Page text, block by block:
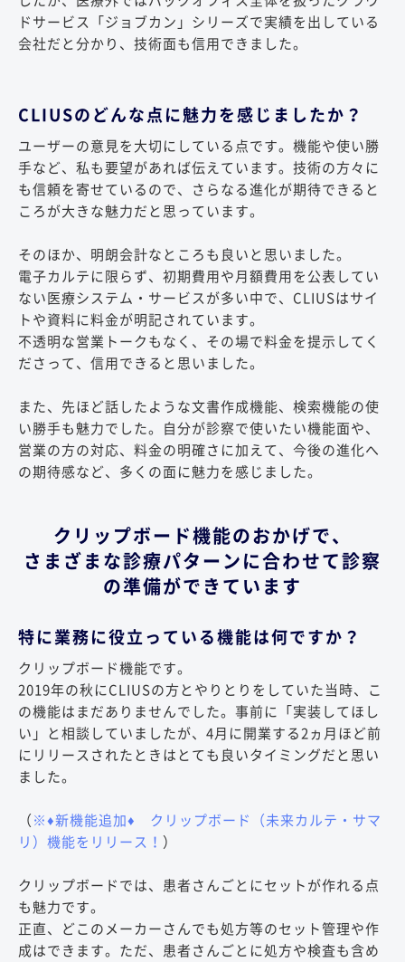
ドサービス「ジョブカン」シリーズで実績を出している
会社だと分かり、技術面も信用できました。
CLIUSのどんな点に魅力を感じましたか？
ユーザーの意見を大切にしている点です。機能や使い勝
手など、私も要望があれば伝えています。技術の方々に
も信頼を寄せているので、さらなる進化が期待できると
ころが大きな魅力だと思っています。
そのほか、明朗会計なところも良いと思いました。
電子カルテに限らず、初期費用や月額費用を公表してい
ない医療システム・サービスが多い中で、CLIUSはサイ
トや資料に料金が明記されています。
不透明な営業トークもなく、その場で料金を提示してく
ださって、信用できると思いました。
また、先ほど話したような文書作成機能、検索機能の使
い勝手も魅力でした。自分が診察で使いたい機能面や、
営業の方の対応、料金の明確さに加えて、今後の進化へ
の期待感など、多くの面に魅力を感じました。
クリップボード機能のおかげで、
さまざまな診療パターンに合わせて診察
の準備ができています
特に業務に役立っている機能は何ですか？
クリップボード機能です。
2019年の秋にCLIUSの方とやりとりをしていた当時、こ
の機能はまだありませんでした。事前に「実装してほし
い」と相談していましたが、4月に開業する2ヵ月ほど前
にリリースされたときはとても良いタイミングだと思い
ました。
（ ※♦︎新機能追加♦︎ クリップボード（未来カルテ・サマ
リ）機能をリリース！ ）
クリップボードでは、患者さんごとにセットが作れる点
も魅力です。
正直、どこのメーカーさんでも処方等のセット管理や作
成はできます。ただ、患者さんごとに処方や検査も含め